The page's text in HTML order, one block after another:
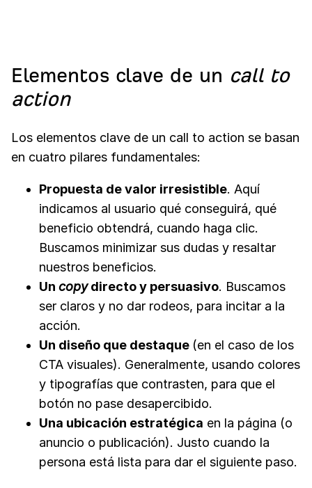
Elementos clave de un call to
action
Los elementos clave de un call to action se basan
en cuatro pilares fundamentales:
Propuesta de valor irresistible. Aquí
indicamos al usuario qué conseguirá, qué
beneficio obtendrá, cuando haga clic.
Buscamos minimizar sus dudas y resaltar
nuestros beneficios.
Un copydirecto y persuasivo. Buscamos
ser claros y no dar rodeos, para incitar a la
acción.
Un diseño que destaque (en el caso de los
CTA visuales). Generalmente, usando colores
y tipografías que contrasten, para que el
botón no pase desapercibido.
Una ubicación estratégica en la página (o
anuncio o publicación). Justo cuando la
persona está lista para dar el siguiente paso.